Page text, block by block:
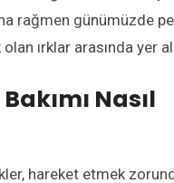
rağmen günümüzde
ırklar arasında yer
Nasıl
hareket etmek